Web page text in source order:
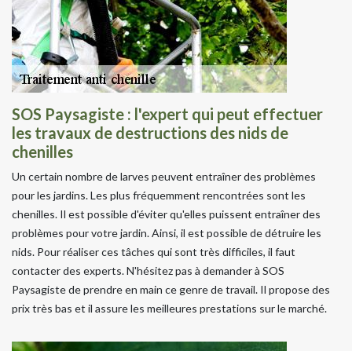
SOS Paysagiste : l'expert qui peut effectuer
les travaux de destructions des nids de
chenilles
Un certain nombre de larves peuvent entraîner des problèmes
pour les jardins. Les plus fréquemment rencontrées sont les
chenilles. Il est possible d'éviter qu'elles puissent entraîner des
problèmes pour votre jardin. Ainsi, il est possible de détruire les
nids. Pour réaliser ces tâches qui sont très difficiles, il faut
contacter des experts. N'hésitez pas à demander à SOS
Paysagiste de prendre en main ce genre de travail. Il propose des
prix très bas et il assure les meilleures prestations sur le marché.